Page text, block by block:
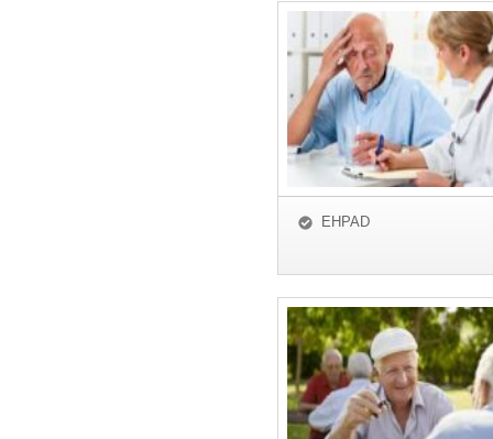
EHPAD